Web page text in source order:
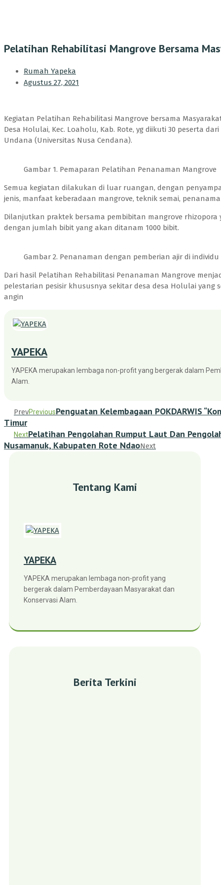
Pelatihan Rehabilitasi Mangrove Bersama
Rumah Yapeka
Agustus 27, 2021
Kegiatan Pelatihan Rehabilitasi Mangrove bersama
Desa Holulai, Kec. Loaholu, Kab. Rote, yg diikuti 30 peserta
Undana (Universitas Nusa Cendana).
Gambar 1. Pemaparan Pelatihan Penanaman Mangrove
Semua kegiatan dilakukan di luar ruangan, dengan
jenis, manfaat keberadaan mangrove, teknik semai,
Dilanjutkan praktek bersama pembibitan mangrove
dengan jumlah bibit yang akan ditanam 1000 bibit.
Gambar 2. Penanaman dengan pemberian ajir di individu
Dari hasil Pelatihan Rehabilitasi Penanaman Mangrove
pelestarian pesisir khususnya sekitar desa desa Holulai yang
angin
YAPEKA
YAPEKA merupakan lembaga non-profit yang bergerak dalam
Alam.
PrevPreviousPenguatan Kelembagaan POKDARWIS
Timur
NextPelatihan Pengolahan Rumput Laut Dan
Nusamanuk, Kabupaten Rote NdaoNext
Tentang Kami
YAPEKA
YAPEKA merupakan lembaga non-profit yang
bergerak dalam Pemberdayaan Masyarakat dan
Konservasi Alam.
Berita Terkini